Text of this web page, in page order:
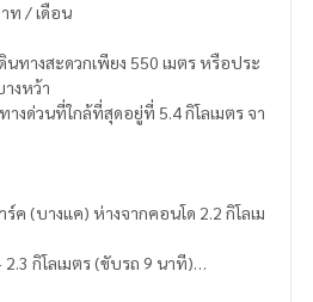
ท / เดือน
นทางสะดวกเพียง 550 เมตร หรือประ
งหว้า
งด่วนที่ใกล้ที่สุดอยู่ที่ 5.4 กิโลเมตร จา
ค (บางแค) ห่างจากคอนโด 2.2 กิโลเม
กิโลเมตร (ขับรถ 9 นาที)
ร (ขับรถ 6 นาที)